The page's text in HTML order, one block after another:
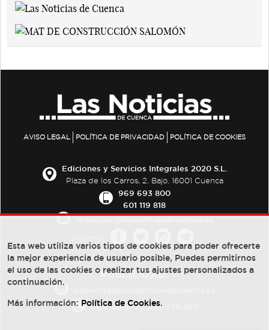
AVISO LEGAL POLÍTICA DE PRIVACIDAD POLÍTICA DE COOKIES
Ediciones y Servicios Integrales 2020 S.L.
Plaza de los Carros, 2. Bajo. 16001 Cuenca
969 693 800
601 119 818
PUBLICIDAD:
684 126 573/670 726 392
Esta web utiliza varios tipos de cookies para poder ofrecerte
la mejor experiencia de usuario posible, Puedes permitirnos
el uso de las cookies o realizar tus ajustes personalizados a
continuación.
Más información: Política de Cookies.